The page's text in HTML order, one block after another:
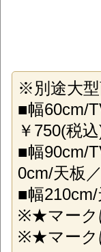
※別途大型
■幅60cm/
￥750(税
■幅90cm/
0cm/天板
■幅
※★マーク
※★マーク